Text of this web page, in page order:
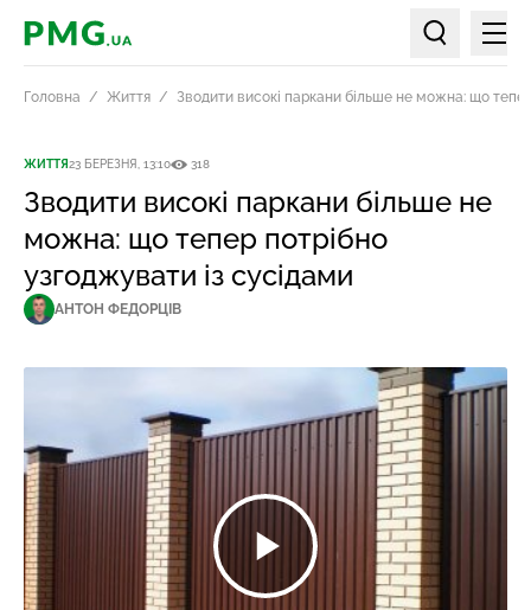
PMG.ua
Пошук по
Головна Життя Зводити високі паркани більше не можна: що
ЖИТТЯ23 БЕРЕЗНЯ, 13:10 318
Зводити високі паркани більше не
можна: що тепер потрібно
узгоджувати із сусідами
АНТОН ФЕДОРЦІВ